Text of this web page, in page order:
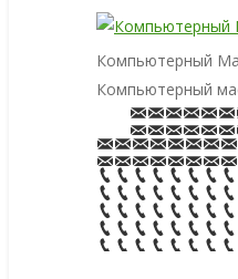
Компьютерный
Компьютерный